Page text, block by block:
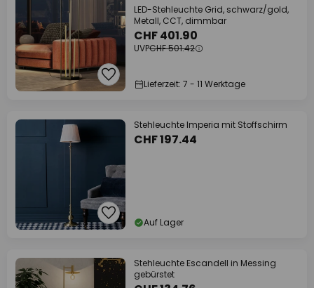
LED-Stehleuchte Grid, schwarz/gold,
Metall, CCT, dimmbar
CHF 401.90
UVPCHF 501.42
Lieferzeit: 7 - 11 Werktage
Stehleuchte Imperia mit Stoffschirm
CHF 197.44
Auf Lager
Stehleuchte Escandell in Messing
gebürstet